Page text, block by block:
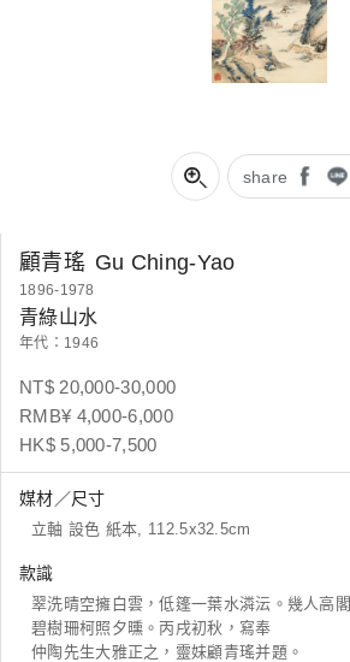
share
顧青瑤 Gu Ching-Yao
1896-1978
青綠山水
年代：1946
NT$ 20,000-30,000
RMB¥ 4,000-6,000
HK$ 5,000-7,500
媒材／尺寸
立軸 設色 紙本, 112.5x32.5cm
款識
翠洗晴空擁白雲，低篷一葉水潾沄。幾人高閣
碧樹珊柯照夕曛。丙戌初秋，寫奉
仲陶先生大雅正之，靈妹顧青瑤并題。